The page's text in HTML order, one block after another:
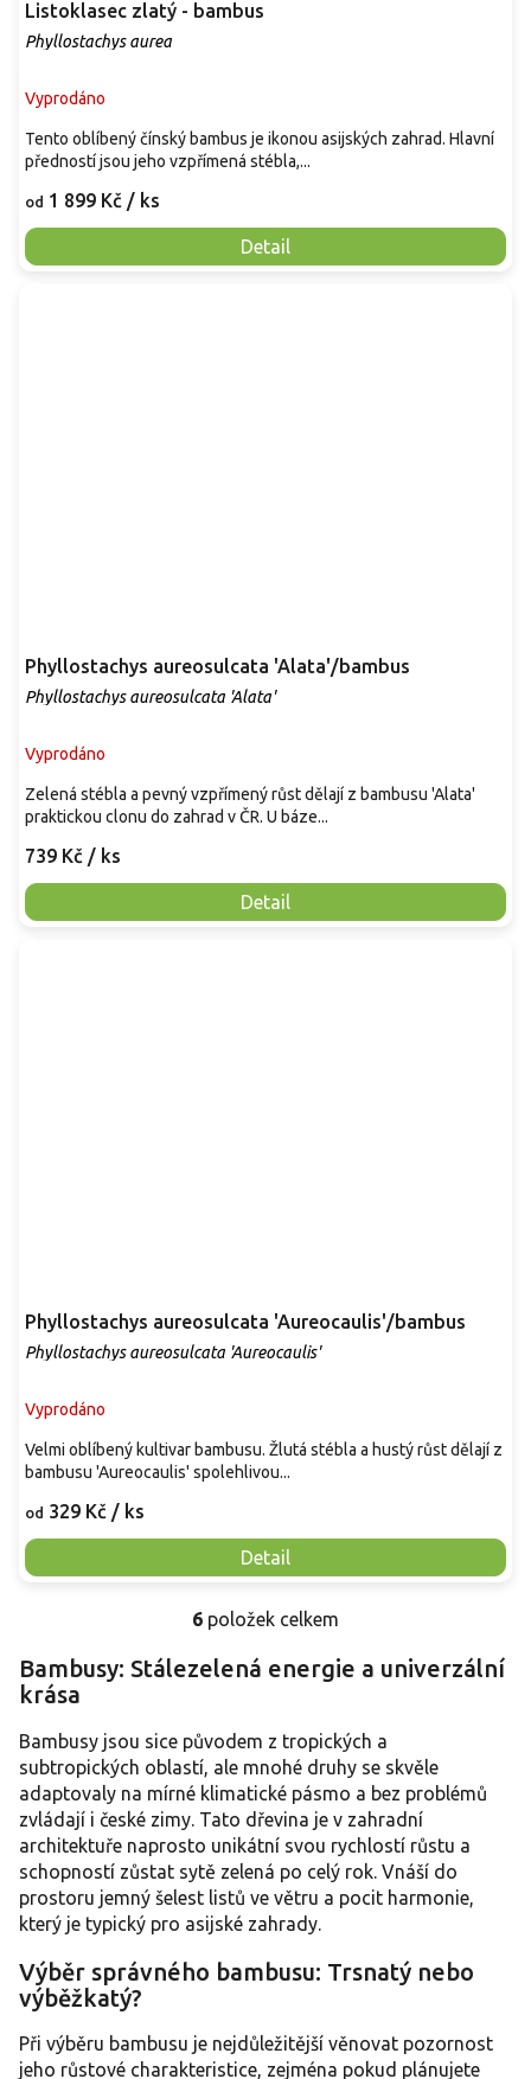
Listoklasec zlatý - bambus
Phyllostachys aurea
Vyprodáno
od 1 899 Kč / ks
Detail
Tento oblíbený čínský bambus je ikonou asijských zahrad. Hlavní
předností jsou jeho vzpřímená stébla,...
Phyllostachys aureosulcata 'Alata'/bambus
Phyllostachys aureosulcata 'Alata'
Vyprodáno
739 Kč / ks
Detail
Zelená stébla a pevný vzpřímený růst dělají z bambusu 'Alata'
praktickou clonu do zahrad v ČR. U báze...
Phyllostachys aureosulcata 'Aureocaulis'/bambus
Phyllostachys aureosulcata 'Aureocaulis'
Vyprodáno
od 329 Kč / ks
Detail
Velmi oblíbený kultivar bambusu. Žlutá stébla a hustý růst dělají z
bambusu 'Aureocaulis' spolehlivou...
O
l
a
c
í
p
r
v
k
y
v
p
i
u
6 položek celkem
Bambusy: Stálezelená energie a univerzální
krása
Bambusy jsou sice původem z tropických a
subtropických oblastí, ale mnohé druhy se skvěle
adaptovaly na mírné klimatické pásmo a bez problémů
zvládají i české zimy. Tato dřevina je v zahradní
architektuře naprosto unikátní svou rychlostí růstu a
schopností zůstat sytě zelená po celý rok. Vnáší do
prostoru jemný šelest listů ve větru a pocit harmonie,
který je typický pro asijské zahrady.
Výběr správného bambusu: Trsnatý nebo
výběžkatý?
Při výběru bambusu je nejdůležitější věnovat pozornost
jeho růstové charakteristice, zejména pokud plánujete